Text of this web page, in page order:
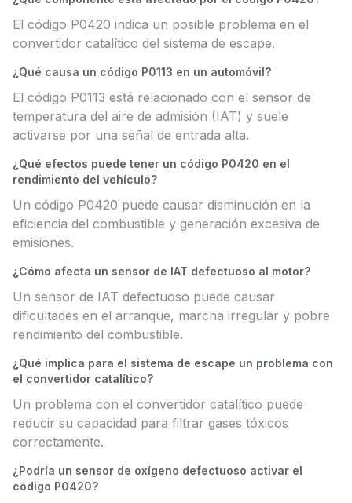
El código P0420 indica un posible problema en el
convertidor catalítico del sistema de escape.
¿Qué causa un código P0113 en un automóvil?
El código P0113 está relacionado con el sensor de
temperatura del aire de admisión (IAT) y suele
activarse por una señal de entrada alta.
¿Qué efectos puede tener un código P0420 en el
rendimiento del vehículo?
Un código P0420 puede causar disminución en la
eficiencia del combustible y generación excesiva de
emisiones.
¿Cómo afecta un sensor de IAT defectuoso al motor?
Un sensor de IAT defectuoso puede causar
dificultades en el arranque, marcha irregular y pobre
rendimiento del combustible.
¿Qué implica para el sistema de escape un problema con
el convertidor catalítico?
Un problema con el convertidor catalítico puede
reducir su capacidad para filtrar gases tóxicos
correctamente.
¿Podría un sensor de oxígeno defectuoso activar el
código P0420?